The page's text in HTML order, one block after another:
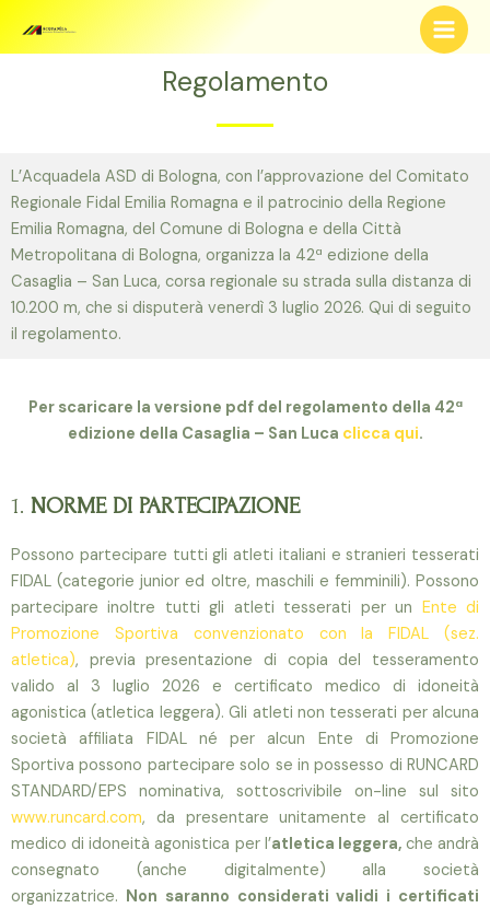
Regolamento
L’Acquadela ASD di Bologna, con l’approvazione del Comitato
Regionale Fidal Emilia Romagna e il patrocinio della Regione
Emilia Romagna, del Comune di Bologna e della Città
Metropolitana di Bologna, organizza la 42ª edizione della
Casaglia – San Luca, corsa regionale su strada sulla distanza di
10.200 m, che si disputerà venerdì 3 luglio 2026. Qui di seguito
il regolamento.
Per scaricare la versione pdf del regolamento della 42ª
edizione della Casaglia – San Luca clicca qui.
1. NORME DI PARTECIPAZIONE
Possono partecipare tutti gli atleti italiani e stranieri tesserati
FIDAL (categorie junior ed oltre, maschili e femminili). Possono
partecipare inoltre tutti gli atleti tesserati per un Ente di
Promozione Sportiva convenzionato con la FIDAL (sez.
atletica), previa presentazione di copia del tesseramento
valido al 3 luglio 2026 e certificato medico di idoneità
agonistica (atletica leggera). Gli atleti non tesserati per alcuna
società affiliata FIDAL né per alcun Ente di Promozione
Sportiva possono partecipare solo se in possesso di RUNCARD
STANDARD/EPS nominativa, sottoscrivibile on-line sul sito
www.runcard.com, da presentare unitamente al certificato
medico di idoneità agonistica per l’atletica leggera, che andrà
consegnato (anche digitalmente) alla società
organizzatrice. Non saranno considerati validi i certificati